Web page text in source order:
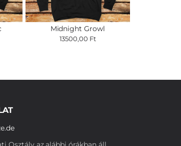
Midnight Growl
13500,00 Ft